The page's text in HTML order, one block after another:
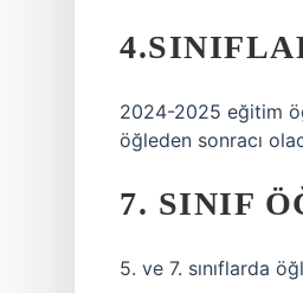
2024-2025 eğitim
öğleden sonracı
7. SINIF
5. ve 7. sınıflarda